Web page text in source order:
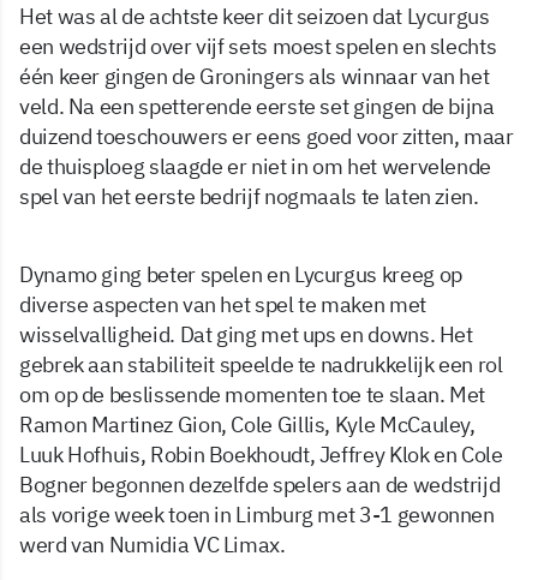
Het was al de achtste keer dit seizoen dat Lycurgus
een wedstrijd over vijf sets moest spelen en slechts
één keer gingen de Groningers als winnaar van het
veld. Na een spetterende eerste set gingen de bijna
duizend toeschouwers er eens goed voor zitten, maar
de thuisploeg slaagde er niet in om het wervelende
spel van het eerste bedrijf nogmaals te laten zien.
Dynamo ging beter spelen en Lycurgus kreeg op
diverse aspecten van het spel te maken met
wisselvalligheid. Dat ging met ups en downs. Het
gebrek aan stabiliteit speelde te nadrukkelijk een rol
om op de beslissende momenten toe te slaan. Met
Ramon Martinez Gion, Cole Gillis, Kyle McCauley,
Luuk Hofhuis, Robin Boekhoudt, Jeffrey Klok en Cole
Bogner begonnen dezelfde spelers aan de wedstrijd
als vorige week toen in Limburg met 3-1 gewonnen
werd van Numidia VC Limax.